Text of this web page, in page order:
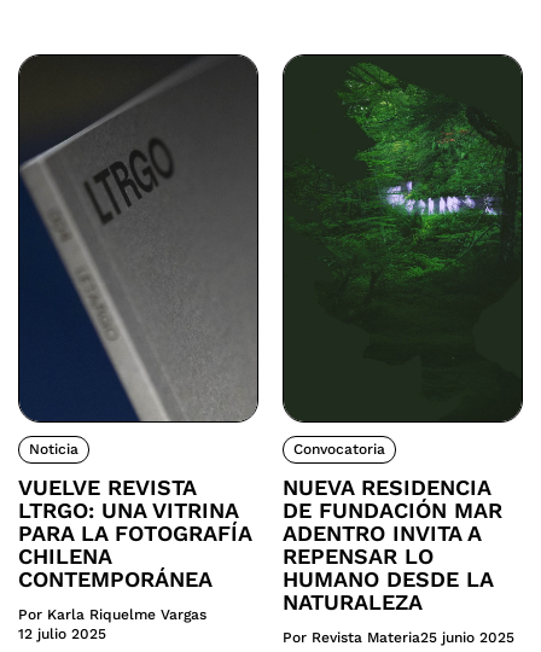
Noticia
VUELVE REVISTA
LTRGO: UNA VITRINA
PARA LA FOTOGRAFÍA
CHILENA
CONTEMPORÁNEA
Por Karla Riquelme Vargas
12 julio 2025
Convocatoria
NUEVA RESIDENCIA
DE FUNDACIÓN MAR
ADENTRO INVITA A
REPENSAR LO
HUMANO DESDE LA
NATURALEZA
Por Revista Materia25 junio 2025